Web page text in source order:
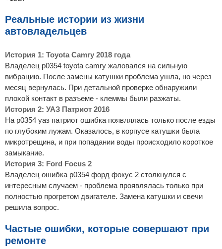
Реальные истории из жизни
автовладельцев
История 1: Toyota Camry 2018 года
Владелец p0354 toyota camry жаловался на сильную
вибрацию. После замены катушки проблема ушла, но через
месяц вернулась. При детальной проверке обнаружили
плохой контакт в разъеме - клеммы были разжаты.
История 2: УАЗ Патриот 2016
На p0354 уаз патриот ошибка появлялась только после езды
по глубоким лужам. Оказалось, в корпусе катушки была
микротрещина, и при попадании воды происходило короткое
замыкание.
История 3: Ford Focus 2
Владелец ошибка p0354 форд фокус 2 столкнулся с
интересным случаем - проблема проявлялась только при
полностью прогретом двигателе. Замена катушки и свечи
решила вопрос.
Частые ошибки, которые совершают при
ремонте